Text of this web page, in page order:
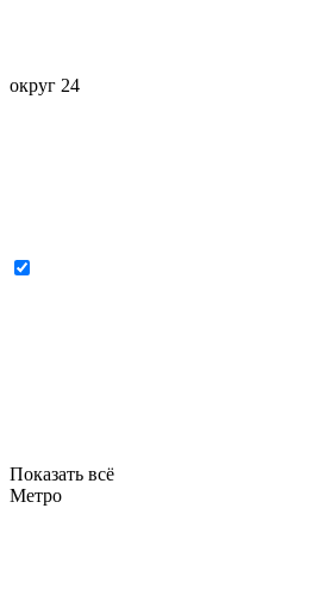
округ 24
Показать всё
Метро